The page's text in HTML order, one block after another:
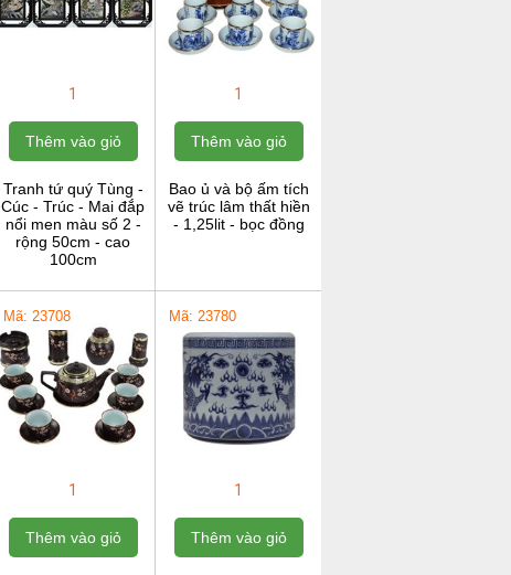
1
Thêm vào giỏ
Tranh tứ quý Tùng -
Cúc - Trúc - Mai đắp
nổi men màu số 2 -
rộng 50cm - cao
100cm
1
Thêm vào giỏ
Bao ủ và bộ ấm tích
vẽ trúc lâm thất hiền
- 1,25lit - bọc đồng
Mã: 23708
1
Thêm vào giỏ
Mã: 23780
1
Thêm vào giỏ